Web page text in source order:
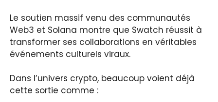
Le soutien massif venu des communautés
Web3 et Solana montre que Swatch réussit à
transformer ses collaborations en véritables
événements culturels viraux.
Dans l’univers crypto, beaucoup voient déjà
cette sortie comme :